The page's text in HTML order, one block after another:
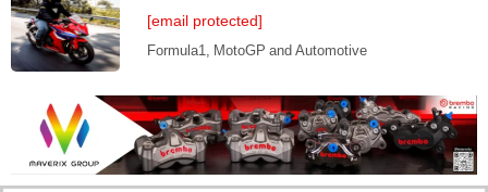
[email protected]
Formula1, MotoGP and Automotive